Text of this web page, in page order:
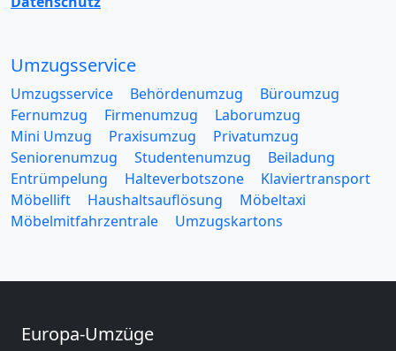
Umzugsservice
Umzugsservice Behördenumzug
Büroumzug
Fernumzug
Firmenumzug
Laborumzug
Mini Umzug
Praxisumzug
Privatumzug
Seniorenumzug
Studentenumzug
Beiladung
Entrümpelung
Halteverbotszone
Klaviertransport
Möbellift
Haushaltsauflösung
Möbeltaxi
Möbelmitfahrzentrale
Umzugskartons
Europa-Umzüge